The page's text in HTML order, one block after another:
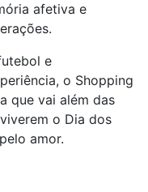
afetiva e
e
o Shopping
que vai além das
o Dia dos
amor.